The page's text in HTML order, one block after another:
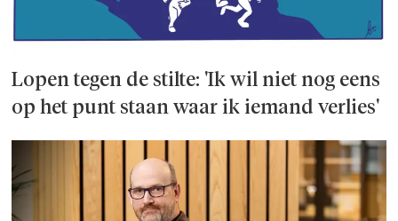
Lopen tegen de stilte: 'Ik wil niet nog eens
op het punt staan waar ik iemand verlies'